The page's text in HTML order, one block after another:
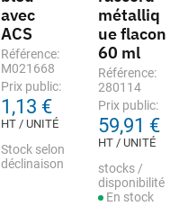
avec
ACS
Référence:
M021668
Prix public:
1,13 €
HT / UNITÉ
Stock selon
déclinaison
métalliq
ue flacon
60 ml
Référence:
280114
Prix public:
59,91 €
HT / UNITÉ
stocks /
disponibilité
En stock